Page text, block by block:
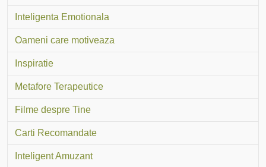
Inteligenta Emotionala
Oameni care motiveaza
Inspiratie
Metafore Terapeutice
Filme despre Tine
Carti Recomandate
Inteligent Amuzant